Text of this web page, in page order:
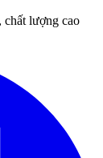
chất lượng cao